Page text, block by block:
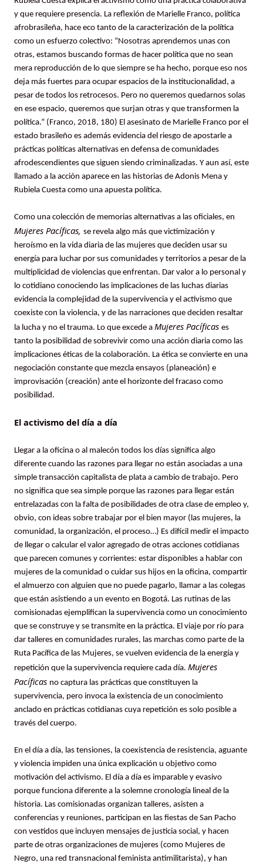
y que requiere presencia. La reflexión de Marielle Franco, política
afrobrasileña, hace eco tanto de la caracterización de la política
como un esfuerzo colectivo: “Nosotras aprendemos unas con
otras, estamos buscando formas de hacer política que no sean
mera reproducción de lo que siempre se ha hecho, porque eso nos
deja más fuertes para ocupar espacios de la institucionalidad, a
pesar de todos los retrocesos. Pero no queremos quedarnos solas
en ese espacio, queremos que surjan otras y que transformen la
política.” (Franco, 2018, 180) El asesinato de Marielle Franco por el
estado brasileño es además evidencia del riesgo de apostarle a
prácticas políticas alternativas en defensa de comunidades
afrodescendientes que siguen siendo criminalizadas. Y aun así, este
llamado a la acción aparece en las historias de Adonis Mena y
Rubiela Cuesta como una apuesta política.
Como una colección de memorias alternativas a las oficiales, en
Mujeres Pacíficas, se revela algo más que victimización y
heroísmo en la vida diaria de las mujeres que deciden usar su
energía para luchar por sus comunidades y territorios a pesar de la
multiplicidad de violencias que enfrentan. Dar valor a lo personal y
lo cotidiano conociendo las implicaciones de las luchas diarias
evidencia la complejidad de la supervivencia y el activismo que
coexiste con la violencia, y de las narraciones que deciden resaltar
la lucha y no el trauma. Lo que excede a Mujeres Pacíficas es
tanto la posibilidad de sobrevivir como una acción diaria como las
implicaciones éticas de la colaboración. La ética se convierte en una
negociación constante que mezcla ensayos (planeación) e
improvisación (creación) ante el horizonte del fracaso como
posibilidad.
El activismo del día a día
Llegar a la oficina o al malecón todos los días significa algo
diferente cuando las razones para llegar no están asociadas a una
simple transacción capitalista de plata a cambio de trabajo. Pero
no significa que sea simple porque las razones para llegar están
entrelazadas con la falta de posibilidades de otra clase de empleo y,
obvio, con ideas sobre trabajar por el bien mayor (las mujeres, la
comunidad, la organización, el proceso…) Es difícil medir el impacto
de llegar o calcular el valor agregado de otras acciones cotidianas
que parecen comunes y corrientes: estar disponibles a hablar con
mujeres de la comunidad o cuidar sus hijos en la oficina, compartir
el almuerzo con alguien que no puede pagarlo, llamar a las colegas
que están asistiendo a un evento en Bogotá. Las rutinas de las
comisionadas ejemplifican la supervivencia como un conocimiento
que se construye y se transmite en la práctica. El viaje por río para
dar talleres en comunidades rurales, las marchas como parte de la
Ruta Pacífica de las Mujeres, se vuelven evidencia de la energía y
repetición que la supervivencia requiere cada día. Mujeres
Pacíficas no captura las prácticas que constituyen la
supervivencia, pero invoca la existencia de un conocimiento
anclado en prácticas cotidianas cuya repetición es solo posible a
través del cuerpo.
En el día a día, las tensiones, la coexistencia de resistencia, aguante
y violencia impiden una única explicación u objetivo como
motivación del activismo. El día a día es imparable y evasivo
porque funciona diferente a la solemne cronología lineal de la
historia. Las comisionadas organizan talleres, asisten a
conferencias y reuniones, participan en las fiestas de San Pacho
con vestidos que incluyen mensajes de justicia social, y hacen
parte de otras organizaciones de mujeres (como Mujeres de
Negro, una red transnacional feminista antimilitarista), y han